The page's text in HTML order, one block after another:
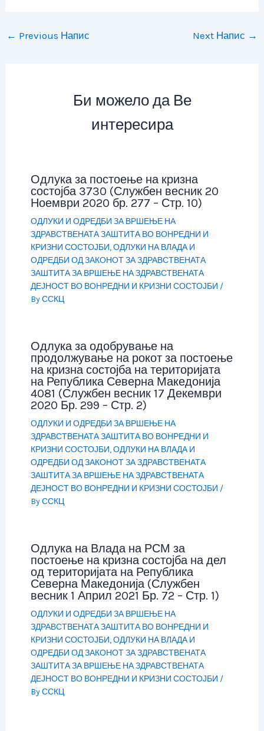
← Previous Напис Next Напис →
Би можело да Ве
интересира
Одлука за постоење на кризна
состојба 3730 (Службен весник 20
Ноември 2020 бр. 277 – Стр. 10)
ОДЛУКИ И ОДРЕДБИ ЗА ВРШЕЊЕ НА
ЗДРАВСТВЕНАТА ЗАШТИТА ВО ВОНРЕДНИ И
КРИЗНИ СОСТОЈБИ,ОДЛУКИ НА ВЛАДА И
ОДРЕДБИ ОД ЗАКОНОТ ЗА ЗДРАВСТВЕНАТА
ЗАШТИТА ЗА ВРШЕЊЕ НА ЗДРАВСТВЕНАТА
ДЕЈНОСТ ВО ВОНРЕДНИ И КРИЗНИ СОСТОЈБИ /
ByССКЦ
Одлука за одобрување на
продолжување на рокот за постоење
на кризна состојба на територијата
на Република Северна Македонија
4081 (Службен весник 17 Декември
2020 Бр. 299 – Стр. 2)
ОДЛУКИ И ОДРЕДБИ ЗА ВРШЕЊЕ НА
ЗДРАВСТВЕНАТА ЗАШТИТА ВО ВОНРЕДНИ И
КРИЗНИ СОСТОЈБИ,ОДЛУКИ НА ВЛАДА И
ОДРЕДБИ ОД ЗАКОНОТ ЗА ЗДРАВСТВЕНАТА
ЗАШТИТА ЗА ВРШЕЊЕ НА ЗДРАВСТВЕНАТА
ДЕЈНОСТ ВО ВОНРЕДНИ И КРИЗНИ СОСТОЈБИ /
ByССКЦ
Одлука на Влада на РСМ за
постоење на кризна состојба на дел
од територијата на Република
Северна Македонија (Службен
весник 1 Април 2021 Бр. 72 – Стр. 1)
ОДЛУКИ И ОДРЕДБИ ЗА ВРШЕЊЕ НА
ЗДРАВСТВЕНАТА ЗАШТИТА ВО ВОНРЕДНИ И
КРИЗНИ СОСТОЈБИ,ОДЛУКИ НА ВЛАДА И
ОДРЕДБИ ОД ЗАКОНОТ ЗА ЗДРАВСТВЕНАТА
ЗАШТИТА ЗА ВРШЕЊЕ НА ЗДРАВСТВЕНАТА
ДЕЈНОСТ ВО ВОНРЕДНИ И КРИЗНИ СОСТОЈБИ /
ByССКЦ